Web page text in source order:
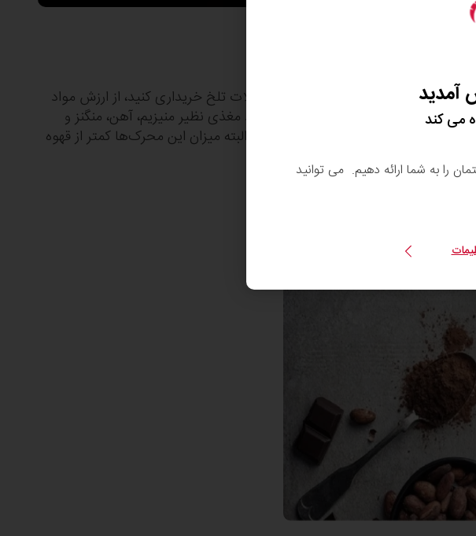
است. بنابراین اگر می‌خواهید شکلات تلخ خریداری کنید، از ارزش مواد
معدنی هستند. شکلات تلخ حاوی مواد مغذی نظیر منیزیم، آهن، منگنز و
و تئوبرومین نیز به کار رفته است. البته میزان این محرک‌ها کمتر از قهوه
آمدید
می کند
را به شما ارائه دهیم. می توانید